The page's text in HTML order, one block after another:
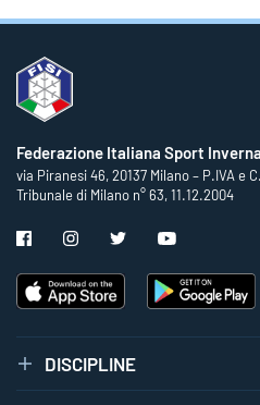
Federazione Italiana Sport
via Piranesi 46, 20137 Milano – P.IVA e
Tribunale di Milano n° 63, 11.12.2004
DISCIPLINE